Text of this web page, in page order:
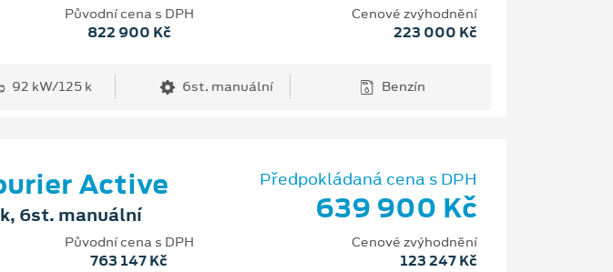
Původní cena s DPH
822 900 Kč
Cenové zvýhodnění
223 000 Kč
92 kW/125 k 6st. manuální Benzín
Active
6st. manuální
Předpokládaná cena s DPH
639 900 Kč
Původní cena s DPH
763 147 Kč
Cenové zvýhodnění
123 247 Kč